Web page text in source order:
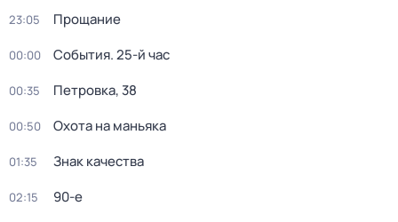
23:05 Прощание
00:00 События. 25-й час
00:35 Петровка, 38
00:50 Охота на маньяка
01:35 Знак качества
02:15 90-е